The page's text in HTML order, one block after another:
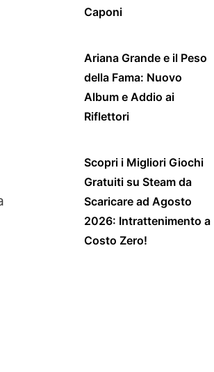
Caponi
Ariana Grande e il Peso
della Fama: Nuovo
Album e Addio ai
Riflettori
Scopri i Migliori Giochi
Gratuiti su Steam da
Scaricare ad Agosto
2026: Intrattenimento a
Costo Zero!